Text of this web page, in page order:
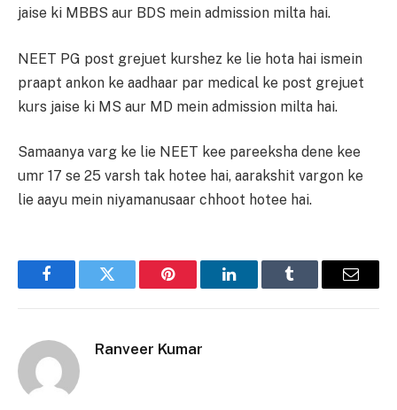
jaise ki MBBS aur BDS mein admission milta hai.
NEET PG post grejuet kurshez ke lie hota hai ismein
praapt ankon ke aadhaar par medical ke post grejuet
kurs jaise ki MS aur MD mein admission milta hai.
Samaanya varg ke lie NEET kee pareeksha dene kee
umr 17 se 25 varsh tak hotee hai, aarakshit vargon ke
lie aayu mein niyamanusaar chhoot hotee hai.
FacebookTwitter Pinterest LinkedInTumblr Email
Ranveer Kumar